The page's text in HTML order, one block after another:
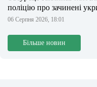
поліцію про зачинені
06 Серпня 2026, 18:01
Більше новин